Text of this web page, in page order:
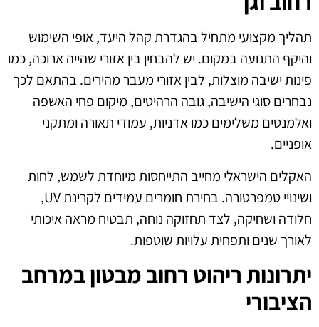
תהליך מקצועי מתחיל בהגדרת קהל היעד, אופי השימוש
והיקף התנועה במקום. יש להבחין בין אזורי שהייה ארוכה, כמו
פינות ישיבה מוצלות, לבין אזורי מעבר מהירים. בהתאם לכך
נבחרים סוגי הישיבה, גובה הרהיטים, מיקום פחי האשפה
ואלמנטים משלימים כמו אדניות, עמודי תאורה ומתקני
אופניים.
האקלים הישראלי מחייב התייחסות מיוחדת לשמש, לחות
ושינויי טמפרטורה. בחירת חומרים עמידים לקרינת UV,
חלודה ושחיקה, לצד תחזוקה נוחה, תבטיח מראה איכותי
לאורך שנים ותפחית עלויות שוטפות.
יתרונות ריהוט רחוב מבטון במרחב
הציבורי